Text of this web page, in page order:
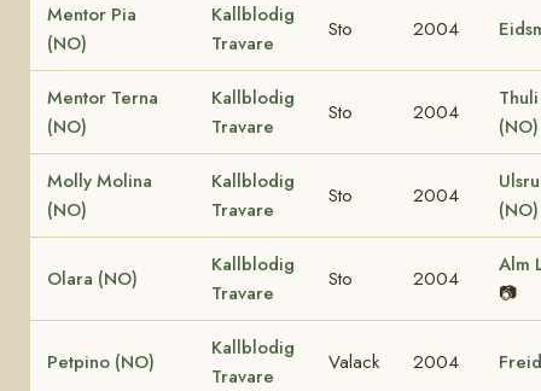
Mentor Pia
(NO)
Kallblodig
Travare
Sto 2004
Mentor Terna
(NO)
Kallblodig
Travare
Sto 2004
(NO)
Molly Molina
(NO)
Kallblodig
Travare
Sto 2004
(NO)
Olara (NO)
Kallblodig
Travare
Sto 2004
Alm
📷
Petpino (NO)
Kallblodig
Travare
Valack 2004